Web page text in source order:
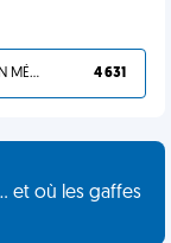
TU L'AS BIEN MÉRITÉ 4 631
et où les gaffes